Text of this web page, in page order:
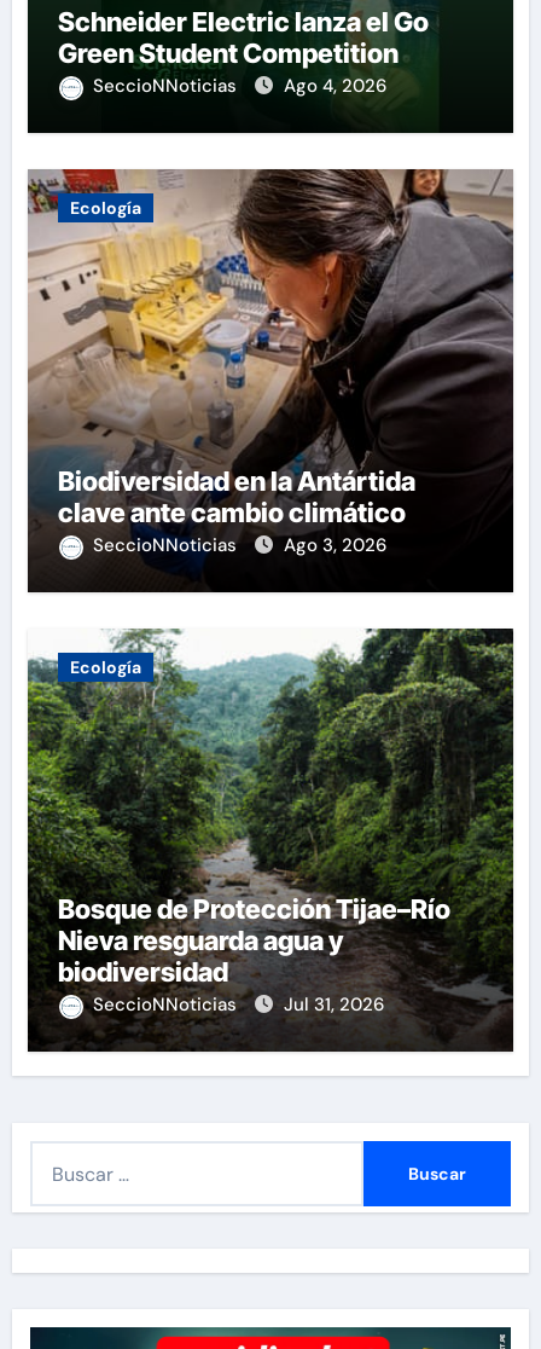
Schneider Electric lanza el Go
Green Student Competition
SeccioNNoticias Ago 4, 2026
Ecología
Biodiversidad en la Antártida
clave ante cambio climático
SeccioNNoticias Ago 3, 2026
Ecología
Bosque de Protección Tijae–Río
Nieva resguarda agua y
biodiversidad
SeccioNNoticias Jul 31, 2026
r